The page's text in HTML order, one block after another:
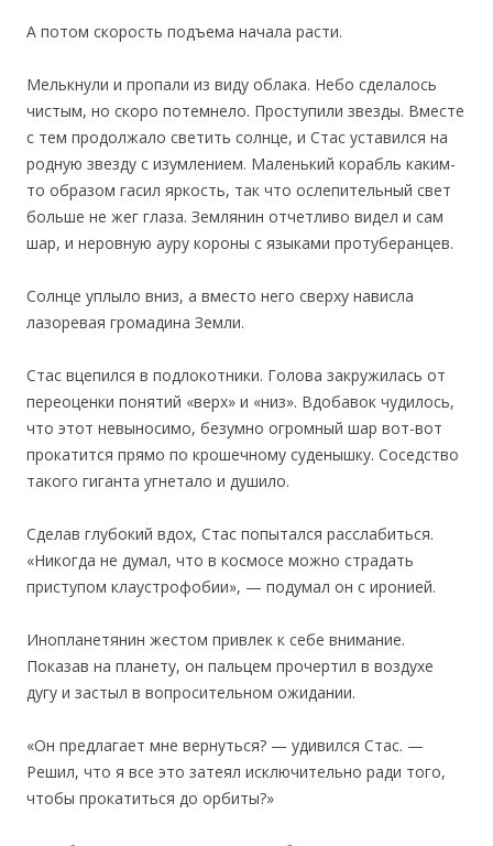
А потом скорость подъема начала расти.
Мелькнули и пропали из виду облака. Небо сделалось
чистым, но скоро потемнело. Проступили звезды. Вместе
с тем продолжало светить солнце, и Стас уставился на
родную звезду с изумлением. Маленький корабль каким-
то образом гасил яркость, так что ослепительный свет
больше не жег глаза. Землянин отчетливо видел и сам
шар, и неровную ауру короны с языками протуберанцев.
Солнце уплыло вниз, а вместо него сверху нависла
лазоревая громадина Земли.
Стас вцепился в подлокотники. Голова закружилась от
переоценки понятий «верх» и «низ». Вдобавок чудилось,
что этот невыносимо, безумно огромный шар вот-вот
прокатится прямо по крошечному суденышку. Соседство
такого гиганта угнетало и душило.
Сделав глубокий вдох, Стас попытался расслабиться.
«Никогда не думал, что в космосе можно страдать
приступом клаустрофобии», — подумал он с иронией.
Инопланетянин жестом привлек к себе внимание.
Показав на планету, он пальцем прочертил в воздухе
дугу и застыл в вопросительном ожидании.
«Он предлагает мне вернуться? — удивился Стас. —
Решил, что я все это затеял исключительно ради того,
чтобы прокатиться до орбиты?»